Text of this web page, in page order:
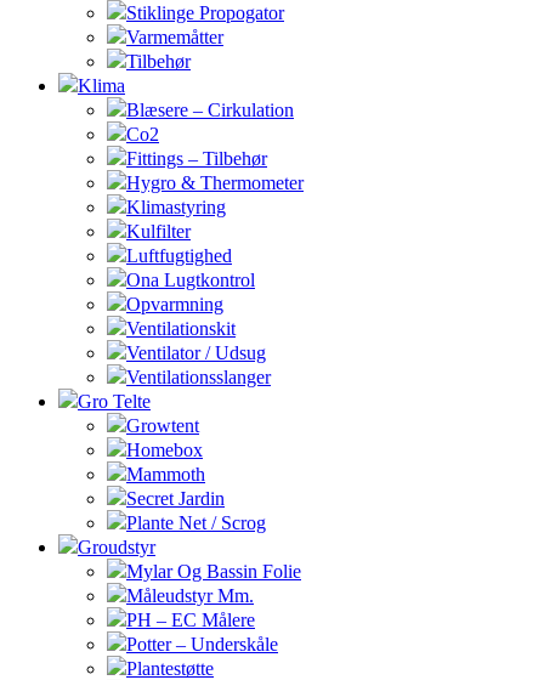
Stiklinge Propogator
Varmemåtter
Tilbehør
Klima
Blæsere – Cirkulation
Co2
Fittings – Tilbehør
Hygro & Thermometer
Klimastyring
Kulfilter
Luftfugtighed
Ona Lugtkontrol
Opvarmning
Ventilationskit
Ventilator / Udsug
Ventilationsslanger
Gro Telte
Growtent
Homebox
Mammoth
Secret Jardin
Plante Net / Scrog
Groudstyr
Mylar Og Bassin Folie
Måleudstyr Mm.
PH – EC Målere
Potter – Underskåle
Plantestøtte